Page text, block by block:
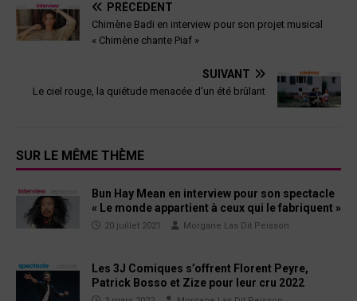
PRÉCÉDENT
Chimène Badi en interview pour son projet musical
« Chimène chante Piaf »
SUIVANT
Le ciel rouge, la quiétude menacée d’un été brûlant
SUR LE MÊME THÈME
Bun Hay Mean en interview pour son spectacle
« Le monde appartient à ceux qui le fabriquent »
20 juillet 2021 Morgane Las Dit Peisson
Les 3J Comiques s’offrent Florent Peyre,
Patrick Bosso et Zize pour leur cru 2022